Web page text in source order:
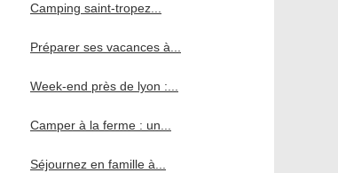
Camping saint-tropez...
Préparer ses vacances à...
Week-end près de lyon :...
Camper à la ferme : un...
Séjournez en famille à...